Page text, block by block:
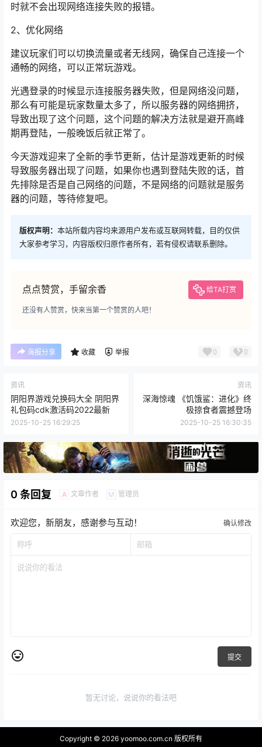
时就不会出现网络连接失败的报错。
2、优化网络
建议玩家们可以切换流量或者无线网，确保自己连接一个
通畅的网络，可以正常玩游戏。
光遇登录的时候显示连接服务器失败，但是网络没问题，
那么有可能是玩家数量太多了，所以服务器的网络拥挤，
导致出现了这个问题，这个问题的解决方法就是避开高峰
期再登陆，一般晚饭后就正常了。
今天游戏迎来了全新的季节更新，估计是游戏更新的时候
导致服务器出现了问题，如果你也遇到登陆失败的话，首
先排除是否是自己网络的问题，不是网络的问题就是服务
器的问题，等待修复吧。
版权声明： 本站所载内容均来源用户发布或互联网转载，目的仅供
大家参考学习，内容版权归原作者所有，若有侵权请联系删除。
点点赞赏，手留余香 给TA打赏
还没有人赞赏，快来当第一个赞赏的人吧！
海报分享 收藏 举报 0 0
资讯
阴阳界游戏兑换码大全 阴阳界
礼包码cdk激活码2022最新
2025-10-25 16:29:25
资讯
深海惊魂 《饥饿鲨：进化》终
极掠食者震撼登场
2025-10-25 16:30:35
0 条回复 A 文章作者 M 管理员
欢迎您，新朋友，感谢参与互动！ 确认修改
提交
暂无讨论，说说你的看法吧
Copyright © 2026 yoomoo.com.cn 版权所有